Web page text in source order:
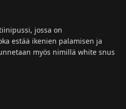
jossa on
estää ikenien palamisen ja
myös nimillä white snus